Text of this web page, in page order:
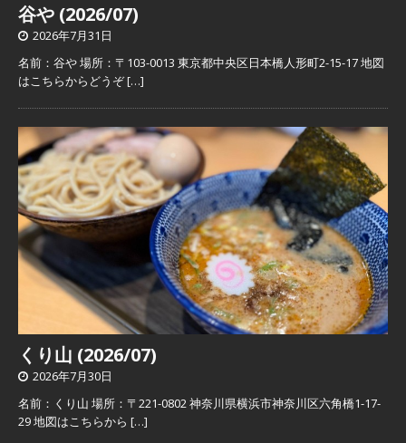
谷や (2026/07)
2026年7月31日
名前：谷や 場所：〒103-0013 東京都中央区日本橋人形町2-15-17 地図
はこちらからどうぞ[…]
くり山 (2026/07)
2026年7月30日
名前：くり山 場所：〒221-0802 神奈川県横浜市神奈川区六角橋1-17-
29 地図はこちらから […]